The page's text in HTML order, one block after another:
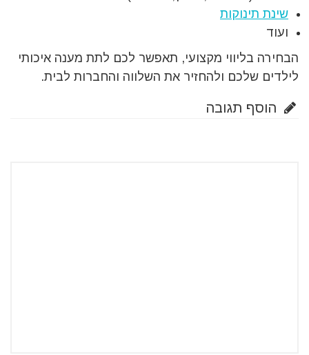
שינת תינוקות
ועוד
הבחירה בליווי מקצועי, תאפשר לכם לתת מענה איכותי
לילדים שלכם ולהחזיר את השלווה והחברות לבית.
הוסף תגובה